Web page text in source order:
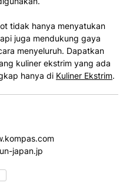
tidak hanya menyatukan
juga mendukung gaya
menyeluruh. Dapatkan
kuliner ekstrim yang ada
hanya di Kuliner Ekstrim.
japan.jp